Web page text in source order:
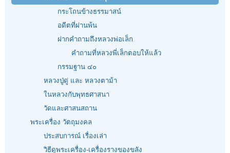
กระโถนข้างธรรมาสน์
อดีตที่ผ่านพ้น
ฝากคำถามถึงหลวงพ่อเล็ก
คำถามที่หลวงพี่เล็กตอบให้แล้ว
กรรมฐาน ๔๐
หลวงปู่ดู่ และ หลวงตาม้า
ในหลวงกับพุทธศาสนา
วัดและศาสนสถาน
พระเครื่อง วัตถุมงคล
ประสบการณ์ เรื่องเล่า
วิธีดูพระเครื่อง-เครื่องรางของขลัง